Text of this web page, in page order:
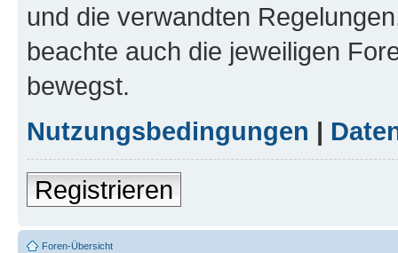
und die verwandten
beachte auch die jeweiligen
bewegst.
Nutzungsbedingungen |
Registrieren
Foren-Übersicht